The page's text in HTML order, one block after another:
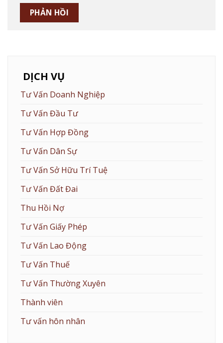
DỊCH VỤ
Tư Vấn Doanh Nghiệp
Tư Vấn Đầu Tư
Tư Vấn Hợp Đồng
Tư Vấn Dân Sự
Tư Vấn Sở Hữu Trí Tuệ
Tư Vấn Đất Đai
Thu Hồi Nợ
Tư Vấn Giấy Phép
Tư Vấn Lao Động
Tư Vấn Thuế
Tư Vấn Thường Xuyên
Thành viên
Tư vấn hôn nhân